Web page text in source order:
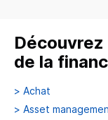
de la
> Achat
> Asset